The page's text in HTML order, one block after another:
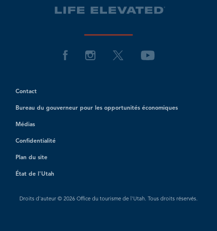
Contact
Bureau du gouverneur pour les opportunités économiques
Médias
Confidentialité
Plan du site
État de l'Utah
Droits d'auteur © 2026 Office du tourisme de l'Utah. Tous droits réservés.